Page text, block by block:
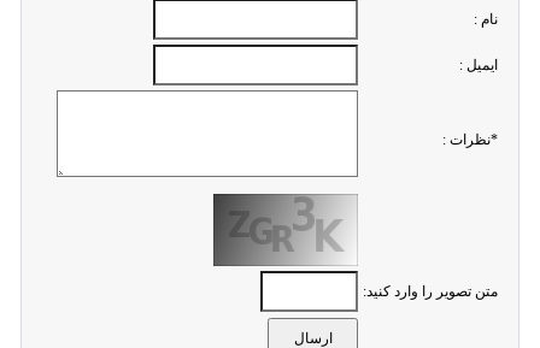
نام :
ايميل :
*نظرات :
متن تصویر را وارد کنید: